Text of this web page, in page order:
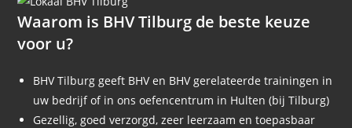
Waarom is BHV Tilburg de beste keuze
voor u?
BHV Tilburg geeft BHV en BHV gerelateerde trainingen in
uw bedrijf of in ons oefencentrum in Hulten (bij Tilburg)
Gezellig, goed verzorgd, zeer leerzaam en toepasbaar